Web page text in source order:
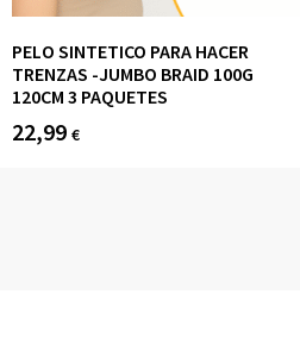
PELO SINTETICO PARA HACER
TRENZAS -JUMBO BRAID 100G
120CM 3 PAQUETES
22,99 €